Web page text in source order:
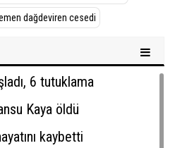
dağdeviren cesedi
6 tutuklama
Kaya öldü
kaybetti